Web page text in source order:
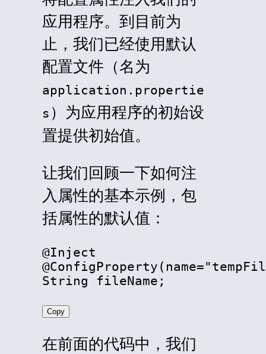
应用程序。到目前为
止，我们已经使用默认
配置文件（名为
application.propertie
s ）为应用程序的初始设
置提供初始值。
让我们回顾一下如何注
入属性的基本示例，包
括属性的默认值：
@Inject
String fileName;
Copy
在前面的代码中，我们